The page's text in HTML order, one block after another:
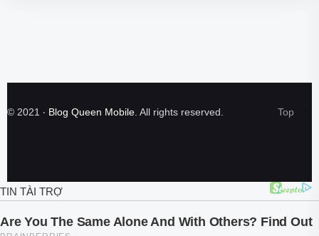
© 2021 ‧ Blog Queen Mobile . All rights reserved.